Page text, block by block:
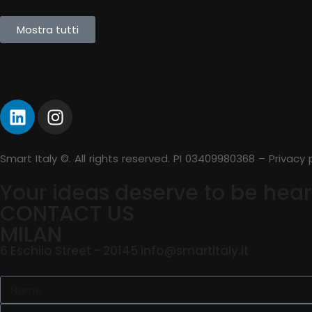
Mostra tutti
Smart Italy ©. All rights reserved. PI 03409980368 – Privacy